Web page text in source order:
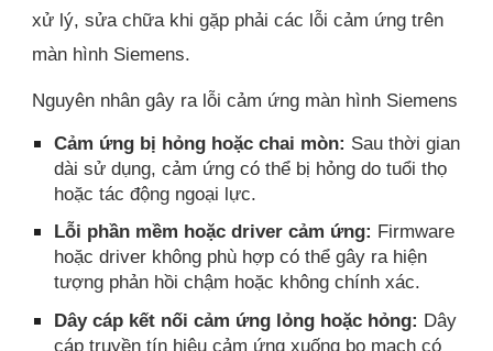
xử lý, sửa chữa khi gặp phải các lỗi cảm ứng trên
màn hình Siemens.
Nguyên nhân gây ra lỗi cảm ứng màn hình Siemens
Cảm ứng bị hỏng hoặc chai mòn: Sau thời gian
dài sử dụng, cảm ứng có thể bị hỏng do tuổi thọ
hoặc tác động ngoại lực.
Lỗi phần mềm hoặc driver cảm ứng: Firmware
hoặc driver không phù hợp có thể gây ra hiện
tượng phản hồi chậm hoặc không chính xác.
Dây cáp kết nối cảm ứng lỏng hoặc hỏng: Dây
cáp truyền tín hiệu cảm ứng xuống bo mạch có